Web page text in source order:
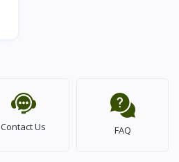
Contact Us FAQ